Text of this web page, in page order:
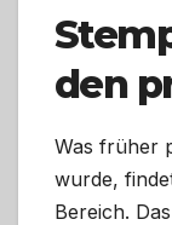
den
Was früher
wurde,
Bereich.